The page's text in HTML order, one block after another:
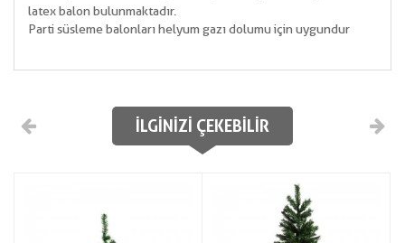
latex balon bulunmaktadır.
Parti süsleme balonları helyum gazı dolumu için uygundur
İLGINIZI ÇEKEBILIR